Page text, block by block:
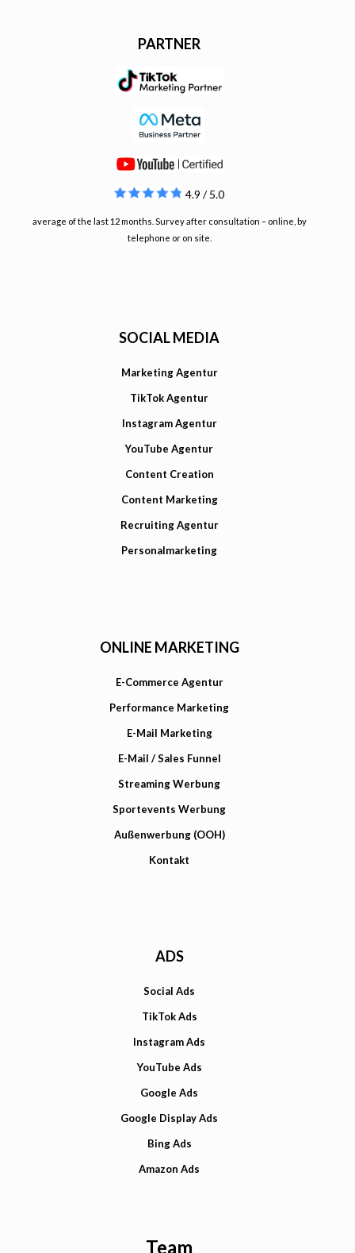
PARTNER
4.9 / 5.0
average of the last 12 months. Survey after consultation – online, by
telephone or on site.
SOCIAL MEDIA
Marketing Agentur
TikTok Agentur
Instagram Agentur
YouTube Agentur
Content Creation
Content Marketing
Recruiting Agentur
Personalmarketing
ONLINE MARKETING
E-Commerce Agentur
Performance Marketing
E-Mail Marketing
E-Mail / Sales Funnel
Streaming Werbung
Sportevents Werbung
Außenwerbung (OOH)
Kontakt
ADS
Social Ads
TikTok Ads
Instagram Ads
YouTube Ads
Google Ads
Google Display Ads
Bing Ads
Amazon Ads
Team